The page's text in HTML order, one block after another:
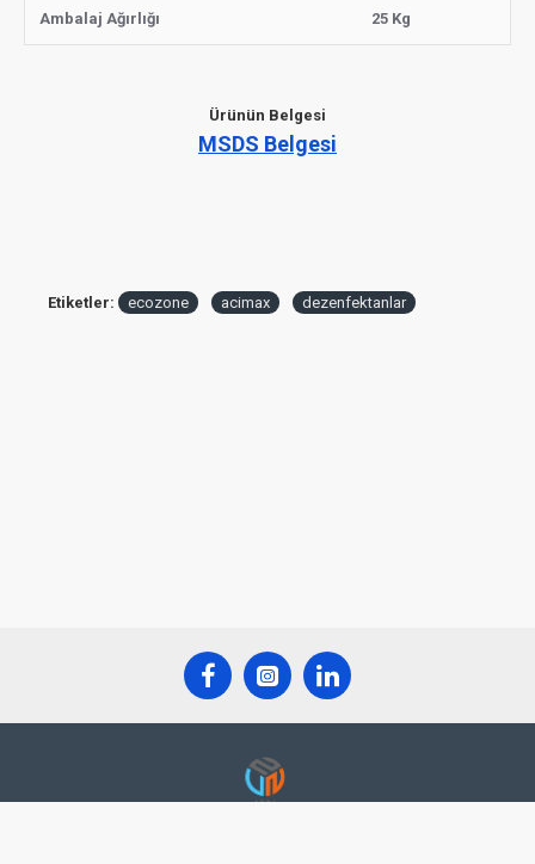
Ambalaj Ağırlığı 25 Kg
Ürünün Belgesi
MSDS Belgesi
Etiketler: ecozone acimax dezenfektanlar